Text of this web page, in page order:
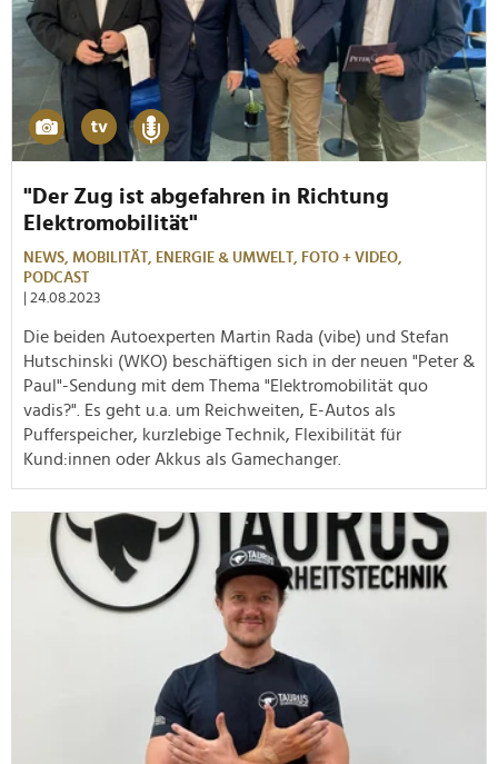
"Der Zug ist abgefahren in Richtung
Elektromobilität"
NEWS, MOBILITÄT, ENERGIE & UMWELT,
FOTO + VIDEO,
PODCAST
| 24.08.2023
Die beiden Autoexperten Martin Rada (vibe) und Stefan
Hutschinski (WKO) beschäftigen sich in der neuen "Peter &
Paul"-Sendung mit dem Thema "Elektromobilität quo
vadis?". Es geht u.a. um Reichweiten, E-Autos als
Pufferspeicher, kurzlebige Technik, Flexibilität für
Kund:innen oder Akkus als Gamechanger.